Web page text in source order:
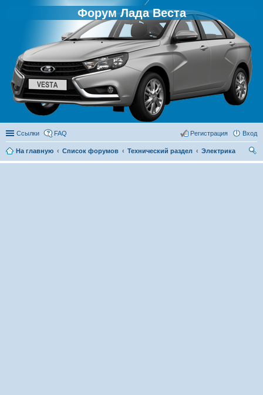
Форум Лада Веста
Ссылки FAQ Вход
Регистрация
На главную Список форумов Технический раздел
Электрика
ои